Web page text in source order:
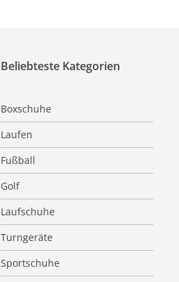
Beliebteste Kategorien
Boxschuhe
Laufen
Fußball
Golf
Laufschuhe
Turngeräte
Sportschuhe